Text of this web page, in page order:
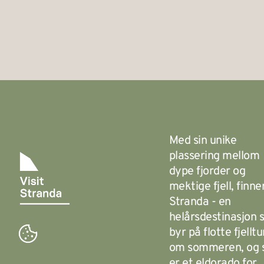
Med sin unike
plassering mellom
dype fjorder og
mektige fjell,
Stranda - en
helårsdestinasjon
byr på flotte
om sommeren, og